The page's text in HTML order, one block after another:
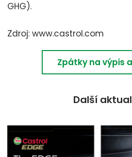
GHG).
Zdroj: www.castrol.com
Zpátky na výpis
Další